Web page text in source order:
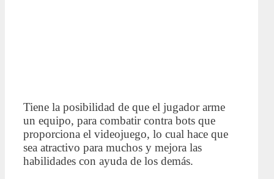
Tiene la posibilidad de que el jugador arme
un equipo, para combatir contra bots que
proporciona el videojuego, lo cual hace que
sea atractivo para muchos y mejora las
habilidades con ayuda de los demás.